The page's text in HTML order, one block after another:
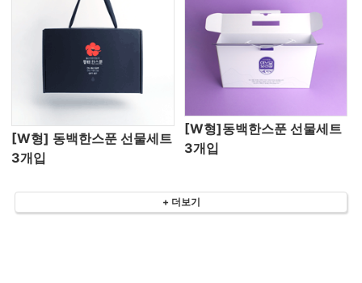
[W형] 동백한스푼 선물세트
3개입
[W형]동백한스푼 선물세트
3개입
+ 더보기